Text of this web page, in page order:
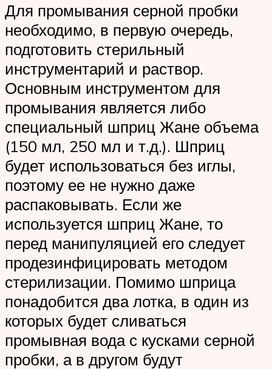
Для промывания серной пробки
необходимо, в первую очередь,
подготовить стерильный
инструментарий и раствор.
Основным инструментом для
промывания является либо
специальный шприц Жане объема
(150 мл, 250 мл и т.д.). Шприц
будет использоваться без иглы,
поэтому ее не нужно даже
распаковывать. Если же
используется шприц Жане, то
перед манипуляцией его следует
продезинфицировать методом
стерилизации. Помимо шприца
понадобится два лотка, в один из
которых будет сливаться
промывная вода с кусками серной
пробки, а в другом будут